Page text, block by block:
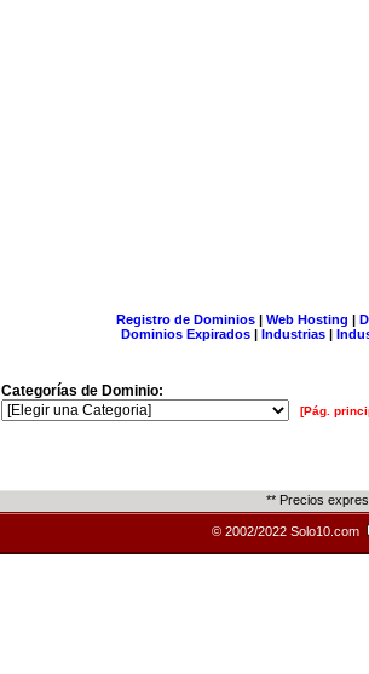
Registro de Dominios| Web Hosting |
Dominios Expirados | Industrias |
Categorías de Dominio:
[Pág.
** Precios
© 2002/2022 Solo10.com